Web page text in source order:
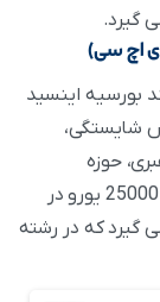
گیرد.
اچ سی)
بورسیه اینسید
شایستگی،
حوزه
مطالعات قبلی و غیره که مبلغی بالغ بر 5000 تا 25000 یورو در
گیرد که در رشته